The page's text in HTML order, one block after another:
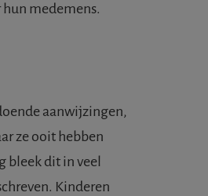
hun medemens.
aanwijzingen,
ze ooit hebben
bleek dit in veel
Kinderen